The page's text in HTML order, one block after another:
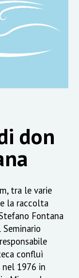
don
tra le varie
la raccolta
Fontana
confluì
1976 in